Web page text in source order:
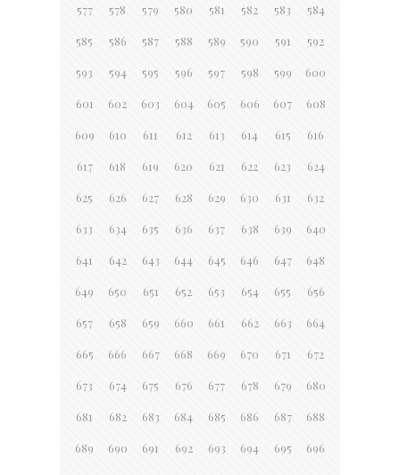
577 578 579 580 581 582 583 584
585 586 587 588 589 590 591 592
593 594 595 596 597 598 599 600
601 602 603 604 605 606 607 608
609 610 611 612 613 614 615 616
617 618 619 620 621 622 623 624
625 626 627 628 629 630 631 632
633 634 635 636 637 638 639 640
641 642 643 644 645 646 647 648
649 650 651 652 653 654 655 656
657 658 659 660 661 662 663 664
665 666 667 668 669 670 671 672
673 674 675 676 677 678 679 680
681 682 683 684 685 686 687 688
689 690 691 692 693 694 695 696